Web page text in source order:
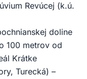
Revúcej (k.ú.
doline
100 metrov od
Krátke
Turecká) –